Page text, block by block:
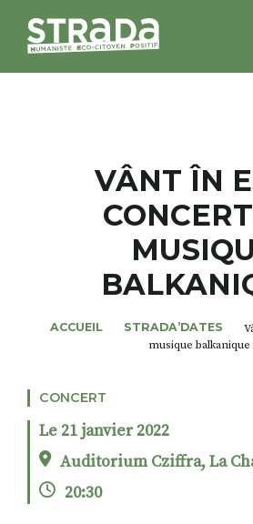
MAGAZINES
NOS THÈMES
STRADA’DATES
ALTER STRADA
VÂNT ÎN
ACCUEIL STRADA’DATES
musique balkanique
CONCERT
Le 21 janvier 2022
Auditorium Cziffra, La
20:30